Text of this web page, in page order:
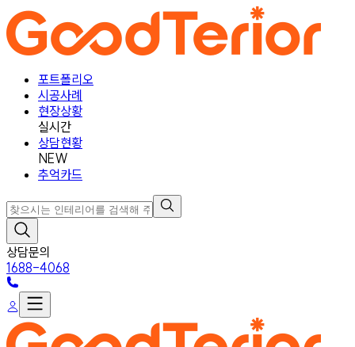
포트폴리오
시공사례
현장상황
실시간
상담현황
NEW
추억카드
상담문의
1688-4068